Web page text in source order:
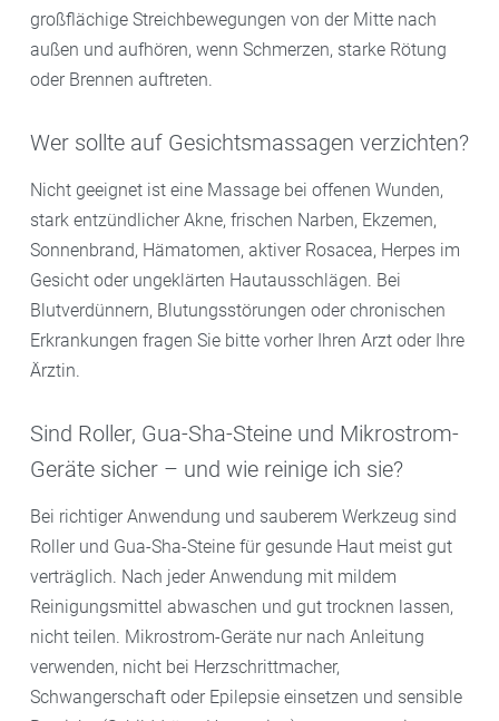
großflächige Streichbewegungen von der Mitte nach
außen und aufhören, wenn Schmerzen, starke Rötung
oder Brennen auftreten.
Wer sollte auf Gesichtsmassagen verzichten?
Nicht geeignet ist eine Massage bei offenen Wunden,
stark entzündlicher Akne, frischen Narben, Ekzemen,
Sonnenbrand, Hämatomen, aktiver Rosacea, Herpes im
Gesicht oder ungeklärten Hautausschlägen. Bei
Blutverdünnern, Blutungsstörungen oder chronischen
Erkrankungen fragen Sie bitte vorher Ihren Arzt oder Ihre
Ärztin.
Sind Roller, Gua-Sha-Steine und Mikrostrom-
Geräte sicher – und wie reinige ich sie?
Bei richtiger Anwendung und sauberem Werkzeug sind
Roller und Gua-Sha-Steine für gesunde Haut meist gut
verträglich. Nach jeder Anwendung mit mildem
Reinigungsmittel abwaschen und gut trocknen lassen,
nicht teilen. Mikrostrom-Geräte nur nach Anleitung
verwenden, nicht bei Herzschrittmacher,
Schwangerschaft oder Epilepsie einsetzen und sensible